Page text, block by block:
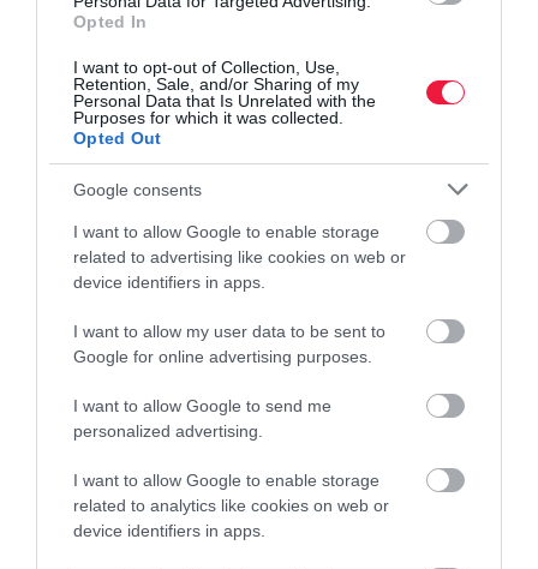
Opted In
I want to opt-out of Collection, Use,
Retention, Sale, and/or Sharing of my
Personal Data that Is Unrelated with the
Purposes for which it was collected.
Opted Out
Google consents
I want to allow Google to enable storage
related to advertising like cookies on web or
device identifiers in apps.
I want to allow my user data to be sent to
Google for online advertising purposes.
I want to allow Google to send me
personalized advertising.
I want to allow Google to enable storage
related to analytics like cookies on web or
device identifiers in apps.
néhány…